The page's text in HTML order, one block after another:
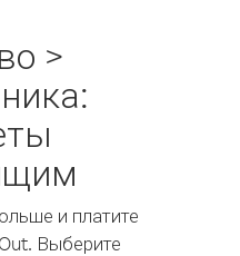
>
и платите
Выберите